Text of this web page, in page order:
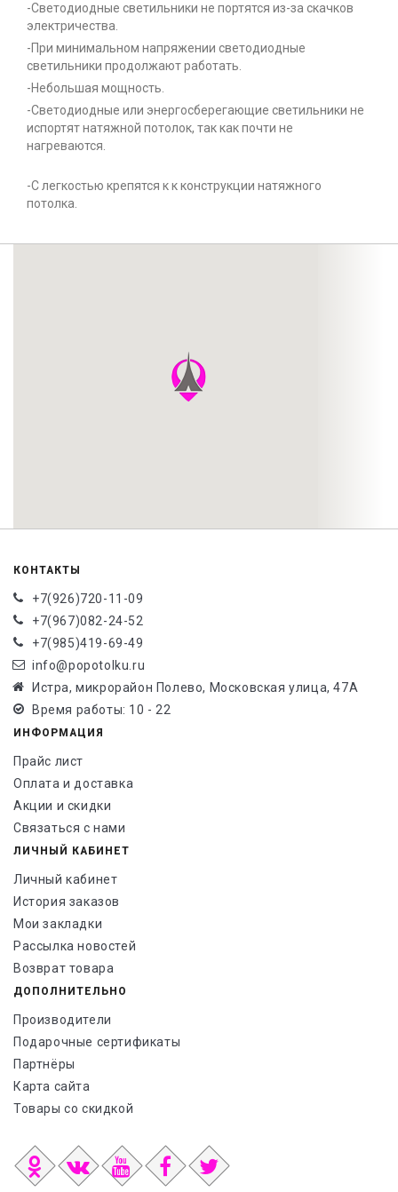
-Светодиодные светильники не портятся из-за скачков
электричества.
-При минимальном напряжении светодиодные
светильники продолжают работать.
-Небольшая мощность.
-Светодиодные или энергосберегающие светильники не
испортят натяжной потолок, так как почти не
нагреваются.
-С легкостью крепятся к к конструкции натяжного
потолка.
КОНТАКТЫ
+7(926)720-11-09
+7(967)082-24-52
+7(985)419-69-49
info@popotolku.ru
Истра, микрорайон Полево, Московская улица, 47А
Время работы: 10 - 22
ИНФОРМАЦИЯ
Прайс лист
Оплата и доставка
Акции и скидки
Связаться с нами
ЛИЧНЫЙ КАБИНЕТ
Личный кабинет
История заказов
Мои закладки
Рассылка новостей
Возврат товара
ДОПОЛНИТЕЛЬНО
Производители
Подарочные сертификаты
Партнёры
Карта сайта
Товары со скидкой